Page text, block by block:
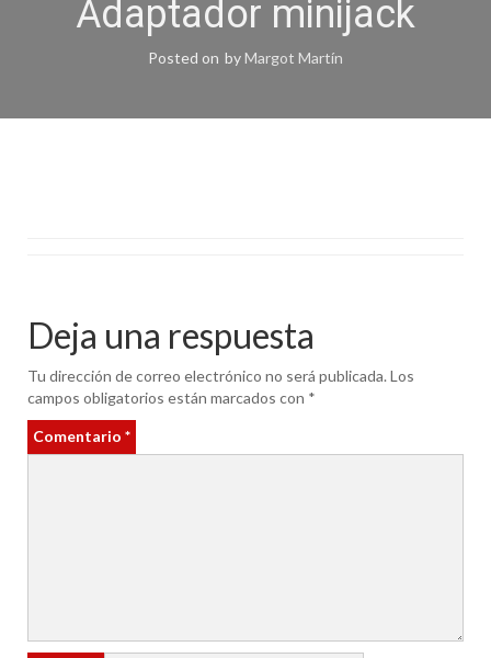
Adaptador minijack
Posted on byMargot Martín
Deja una respuesta
Tu dirección de correo electrónico no será publicada.Los
campos obligatorios están marcados con *
Comentario *